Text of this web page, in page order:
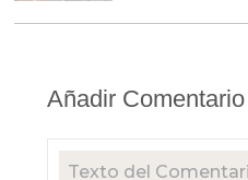
Añadir Comentario